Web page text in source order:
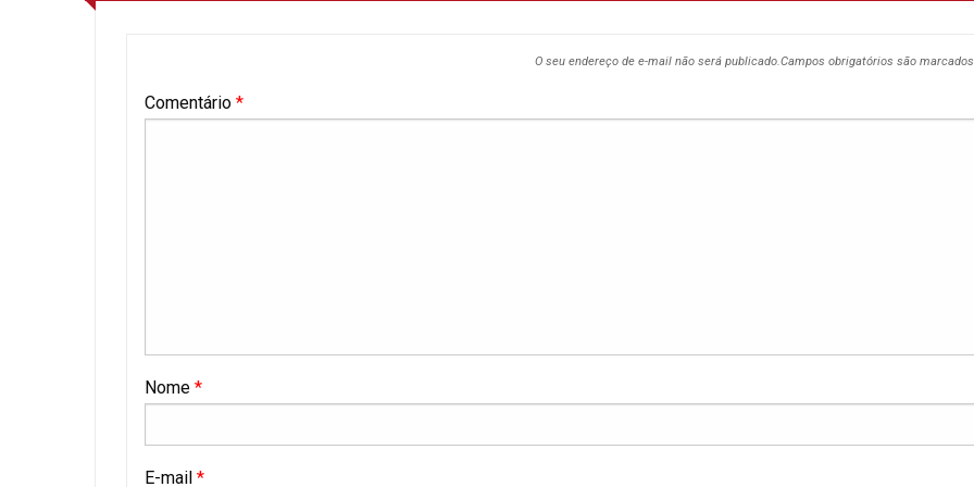
O seu endereço de e-mail não será publicado. Campos obrigatórios são
Comentário *
Nome *
E-mail *